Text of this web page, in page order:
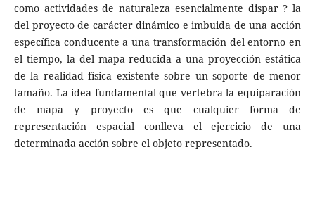
como actividades de naturaleza esencialmente dispar ? la
del proyecto de carácter dinámico e imbuida de una acción
específica conducente a una transformación del entorno en
el tiempo, la del mapa reducida a una proyección estática
de la realidad física existente sobre un soporte de menor
tamaño. La idea fundamental que vertebra la equiparación
de mapa y proyecto es que cualquier forma de
representación espacial conlleva el ejercicio de una
determinada acción sobre el objeto representado.